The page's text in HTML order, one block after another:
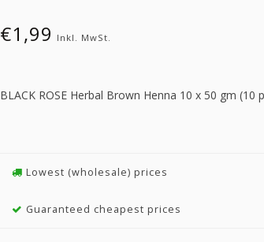
€1,99 Inkl. MwSt.
BLACK ROSE Herbal Brown Henna 10 x 50 gm (10
Lowest (wholesale) prices
Guaranteed cheapest prices